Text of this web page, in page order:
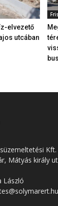
elvezető
utcában
Kft.
Mátyás király
László